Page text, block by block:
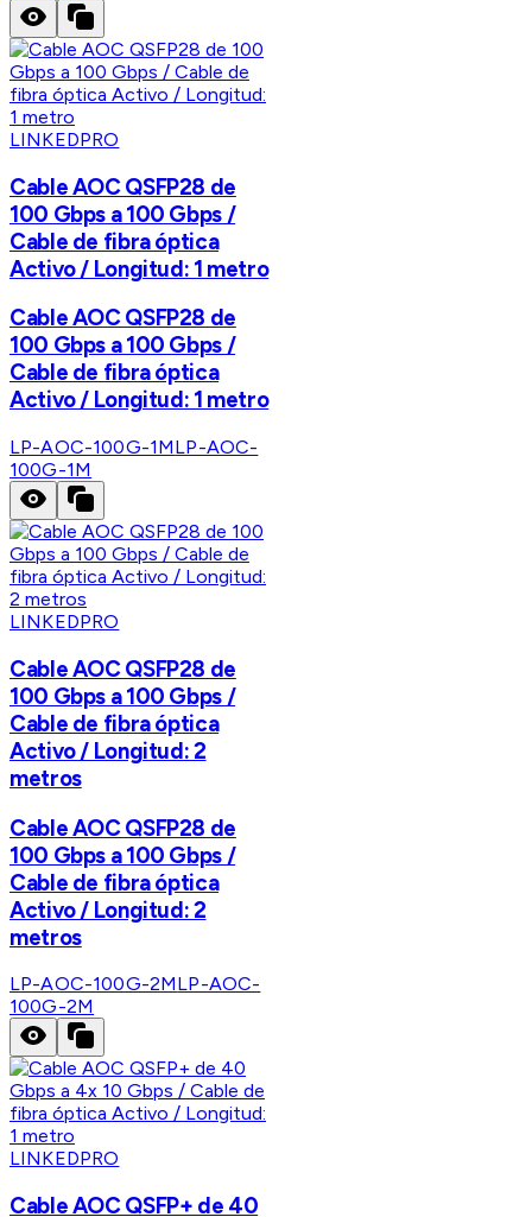
LINKEDPRO
Cable AOC QSFP28 de
100 Gbps a 100 Gbps /
Cable de fibra óptica
Activo / Longitud: 1 metro
Cable AOC QSFP28 de
100 Gbps a 100 Gbps /
Cable de fibra óptica
Activo / Longitud: 1 metro
LP-AOC-100G-1MLP-AOC-
100G-1M
LINKEDPRO
Cable AOC QSFP28 de
100 Gbps a 100 Gbps /
Cable de fibra óptica
Activo / Longitud: 2
metros
Cable AOC QSFP28 de
100 Gbps a 100 Gbps /
Cable de fibra óptica
Activo / Longitud: 2
metros
LP-AOC-100G-2MLP-AOC-
100G-2M
LINKEDPRO
Cable AOC QSFP+ de 40